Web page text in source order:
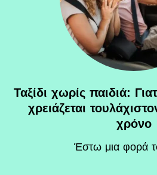
Ταξίδι χωρίς παιδιά:
χρειάζεται
χρόνο
Έστω μια φορά